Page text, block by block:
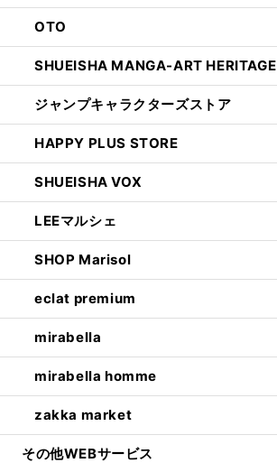
OTO
SHUEISHA MANGA-ART HERITAGE
ジャンプキャラクターズストア
HAPPY PLUS STORE
SHUEISHA VOX
LEEマルシェ
SHOP Marisol
eclat premium
mirabella
mirabella homme
zakka market
その他WEBサービス